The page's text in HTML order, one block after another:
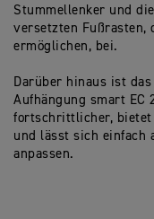
Stummellenker und
versetzten Fußrasten,
ermöglichen, bei.
Darüber hinaus ist
Aufhängung smart EC
fortschrittlicher, bietet
und lässt sich einfach
anpassen.